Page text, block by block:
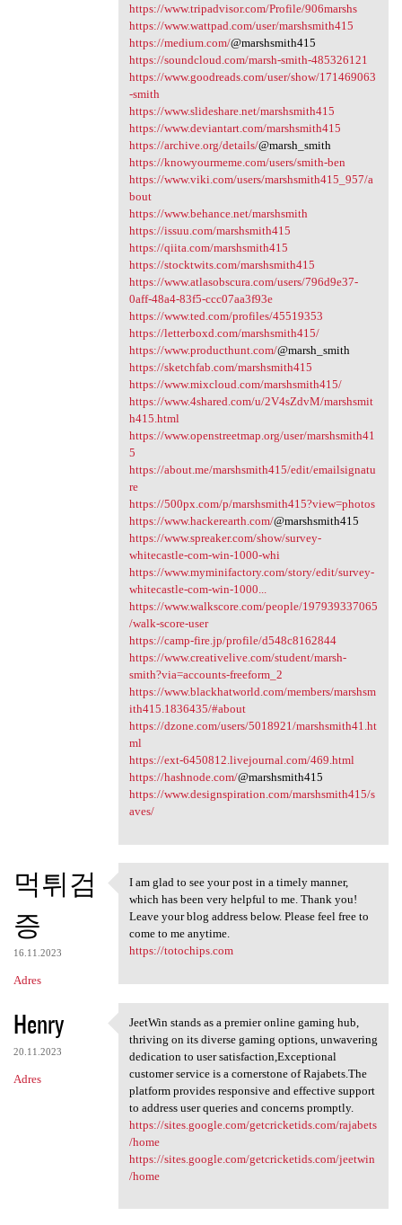
https://www.tripadvisor.com/Profile/906marshs
https://www.wattpad.com/user/marshsmith415
https://medium.com/@marshsmith415
https://soundcloud.com/marsh-smith-485326121
https://www.goodreads.com/user/show/171469063
-smith
https://www.slideshare.net/marshsmith415
https://www.deviantart.com/marshsmith415
https://archive.org/details/@marsh_smith
https://knowyourmeme.com/users/smith-ben
https://www.viki.com/users/marshsmith415_957/a
bout
https://www.behance.net/marshsmith
https://issuu.com/marshsmith415
https://qiita.com/marshsmith415
https://stocktwits.com/marshsmith415
https://www.atlasobscura.com/users/796d9e37-
0aff-48a4-83f5-ccc07aa3f93e
https://www.ted.com/profiles/45519353
https://letterboxd.com/marshsmith415/
https://www.producthunt.com/@marsh_smith
https://sketchfab.com/marshsmith415
https://www.mixcloud.com/marshsmith415/
https://www.4shared.com/u/2V4sZdvM/marshsmit
h415.html
https://www.openstreetmap.org/user/marshsmith41
5
https://about.me/marshsmith415/edit/emailsignatu
re
https://500px.com/p/marshsmith415?view=photos
https://www.hackerearth.com/@marshsmith415
https://www.spreaker.com/show/survey-
whitecastle-com-win-1000-whi
https://www.myminifactory.com/story/edit/survey-
whitecastle-com-win-1000...
https://www.walkscore.com/people/197939337065
/walk-score-user
https://camp-fire.jp/profile/d548c8162844
https://www.creativelive.com/student/marsh-
smith?via=accounts-freeform_2
https://www.blackhatworld.com/members/marshsm
ith415.1836435/#about
https://dzone.com/users/5018921/marshsmith41.ht
ml
https://ext-6450812.livejournal.com/469.html
https://hashnode.com/@marshsmith415
https://www.designspiration.com/marshsmith415/s
aves/
먹튀검
증
16.11.2023
Adres
I am glad to see your post in
I am glad to see your post in a timely manner,
which has been very helpful to me. Thank you!
Leave your blog address below. Please feel free to
come to me anytime.
https://totochips.com
Henry
20.11.2023
Adres
JeetWin stands as a premier
JeetWin stands as a premier online gaming hub,
thriving on its diverse gaming options, unwavering
dedication to user satisfaction,Exceptional
customer service is a cornerstone of Rajabets.The
platform provides responsive and effective support
to address user queries and concerns promptly.
https://sites.google.com/getcricketids.com/rajabets
/home
https://sites.google.com/getcricketids.com/jeetwin
/home